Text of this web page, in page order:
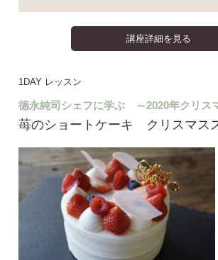
講座詳細を見る
1DAY レッスン
德永純司シェフに学ぶ ～2020年クリス
苺のショートケーキ クリスマス